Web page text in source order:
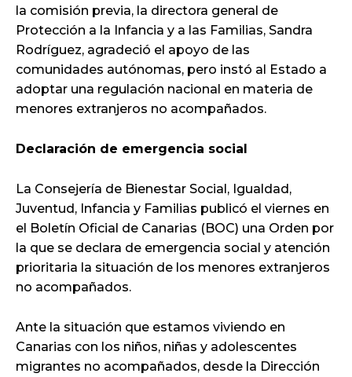
la comisión previa, la directora general de
Protección a la Infancia y a las Familias, Sandra
Rodríguez, agradeció el apoyo de las
comunidades autónomas, pero instó al Estado a
adoptar una regulación nacional en materia de
menores extranjeros no acompañados.
Declaración de emergencia social
La Consejería de Bienestar Social, Igualdad,
Juventud, Infancia y Familias publicó el viernes en
el Boletín Oficial de Canarias (BOC) una Orden por
la que se declara de emergencia social y atención
prioritaria la situación de los menores extranjeros
no acompañados.
Ante la situación que estamos viviendo en
Canarias con los niños, niñas y adolescentes
migrantes no acompañados, desde la Dirección